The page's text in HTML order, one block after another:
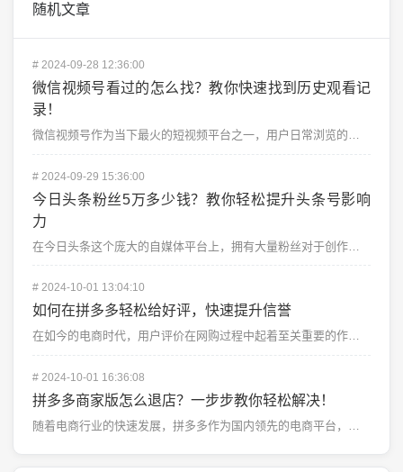
随机文章
# 2024-09-28 12:36:00
微信视频号看过的怎么找？教你快速找到历史观看记
录！
微信视频号作为当下最火的短视频平台之一，用户日常浏览的视频内容越来越丰富。很多人都不知道如何找到自己...
# 2024-09-29 15:36:00
今日头条粉丝5万多少钱？教你轻松提升头条号影响
力
在今日头条这个庞大的自媒体平台上，拥有大量粉丝对于创作者来说无疑是提升影响力、提高收益的关键。很多头...
# 2024-10-01 13:04:10
如何在拼多多轻松给好评，快速提升信誉
在如今的电商时代，用户评价在网购过程中起着至关重要的作用。不仅仅对卖家产生影响，买家们也往往会根据其...
# 2024-10-01 16:36:08
拼多多商家版怎么退店？一步步教你轻松解决！